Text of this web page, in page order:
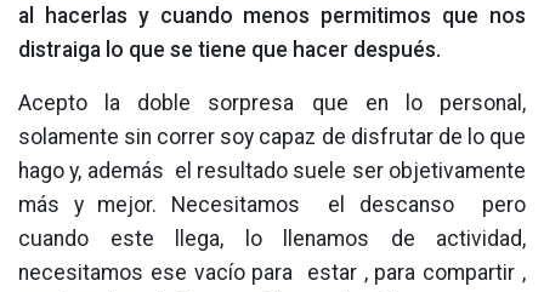
al hacerlas y cuando menos permitimos que nos
distraiga lo que se tiene que hacer después.
Acepto la doble sorpresa que en lo personal,
solamente sin correr soy capaz de disfrutar de lo que
hago y, además el resultado suele ser objetivamente
más y mejor. Necesitamos el descanso pero
cuando este llega, lo llenamos de actividad,
necesitamos ese vacío para estar , para compartir ,